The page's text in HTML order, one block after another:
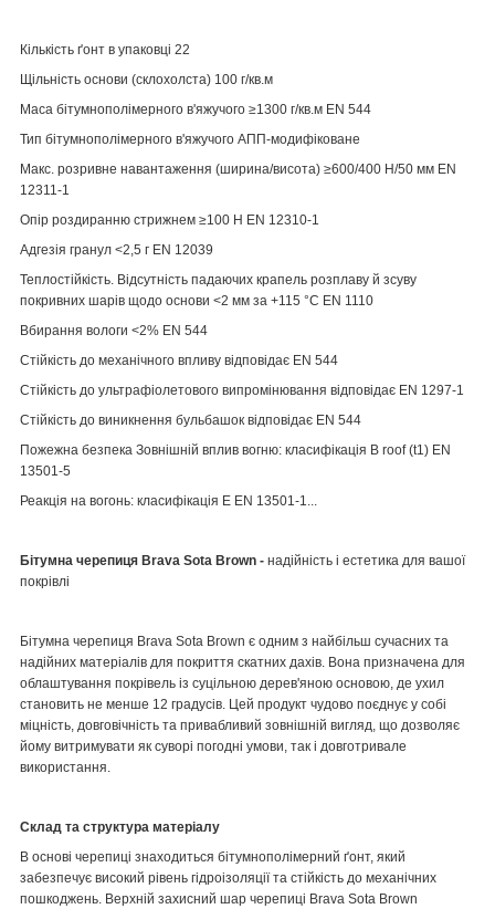
Кількість ґонт в упаковці 22
Щільність основи (склохолста) 100 г/кв.м
Маса бітумнополімерного в'яжучого ≥1300 г/кв.м EN 544
Тип бітумнополімерного в'яжучого АПП-модифіковане
Макс. розривне навантаження (ширина/висота) ≥600/400 Н/50 мм EN
12311-1
Опір роздиранню стрижнем ≥100 Н EN 12310-1
Адгезія гранул <2,5 г EN 12039
Теплостійкість. Відсутність падаючих крапель розплаву й зсуву
покривних шарів щодо основи <2 мм за +115 °C EN 1110
Вбирання вологи <2% EN 544
Стійкість до механічного впливу відповідає EN 544
Стійкість до ультрафіолетового випромінювання відповідає EN 1297-1
Стійкість до виникнення бульбашок відповідає EN 544
Пожежна безпека Зовнішній вплив вогню: класифікація B roof (t1) EN
13501-5
Реакція на вогонь: класифікація Е EN 13501-1...
Бітумна черепиця Brava Sota Brown - надійність і естетика для вашої
покрівлі
Бітумна черепиця Brava Sota Brown є одним з найбільш сучасних та
надійних матеріалів для покриття скатних дахів. Вона призначена для
облаштування покрівель із суцільною дерев'яною основою, де ухил
становить не менше 12 градусів. Цей продукт чудово поєднує у собі
міцність, довговічність та привабливий зовнішній вигляд, що дозволяє
йому витримувати як суворі погодні умови, так і довготривале
використання.
Склад та структура матеріалу
В основі черепиці знаходиться бітумнополімерний ґонт, який
забезпечує високий рівень гідроізоляції та стійкість до механічних
пошкоджень. Верхній захисний шар черепиці Brava Sota Brown